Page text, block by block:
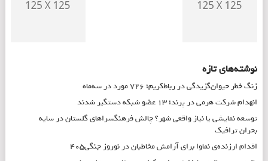
نوشته‌های تازه
زنگ خطر حیوان‌گزیدگی در رباط‌کریم؛ ۷۲۶ مورد در سه‌ماه
انهدام شرکت هرمی در پرند؛ ۱۳ عضو شبکه دستگیر شدند
توسعه نمایشی یا نیاز واقعی شهر؟ چالش فرهنگسراهای گلستان در سایه
بحران ترافیک
اقدام ارزنده‌ی نماوا برای آرامش مخاطبان در نوروز جنگی۴۰۵